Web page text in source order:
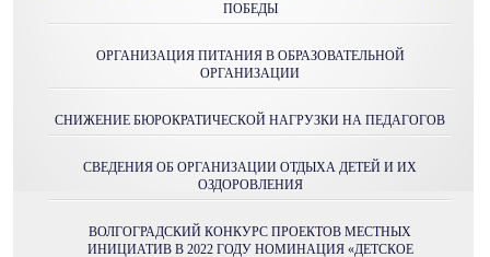
ПОБЕДЫ
ОРГАНИЗАЦИЯ ПИТАНИЯ В ОБРАЗОВАТЕЛЬНОЙ
ОРГАНИЗАЦИИ
СНИЖЕНИЕ БЮРОКРАТИЧЕСКОЙ НАГРУЗКИ НА ПЕДАГОГОВ
СВЕДЕНИЯ ОБ ОРГАНИЗАЦИИ ОТДЫХА ДЕТЕЙ И ИХ
ОЗДОРОВЛЕНИЯ
ВОЛГОГРАДСКИЙ КОНКУРС ПРОЕКТОВ МЕСТНЫХ
ИНИЦИАТИВ В 2022 ГОДУ НОМИНАЦИЯ «ДЕТСКОЕ